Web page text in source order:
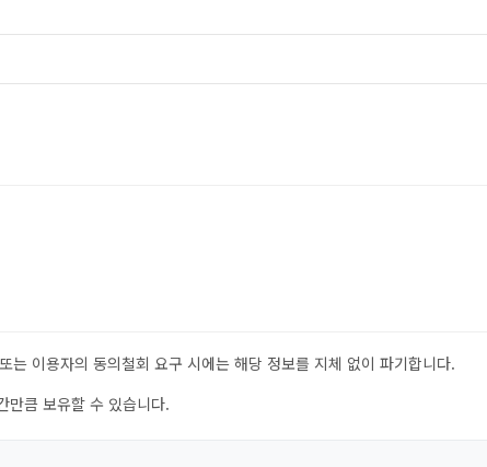
는 이용자의 동의철회 요구 시에는 해당 정보를 지체 없이 파기합니다.
만큼 보유할 수 있습니다.